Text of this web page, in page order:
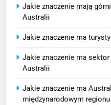
Jakie znaczenie mają
Australii
Jakie znaczenie ma
Jakie znaczenie ma
Australii
Jakie znaczenie ma
międzynarodowym